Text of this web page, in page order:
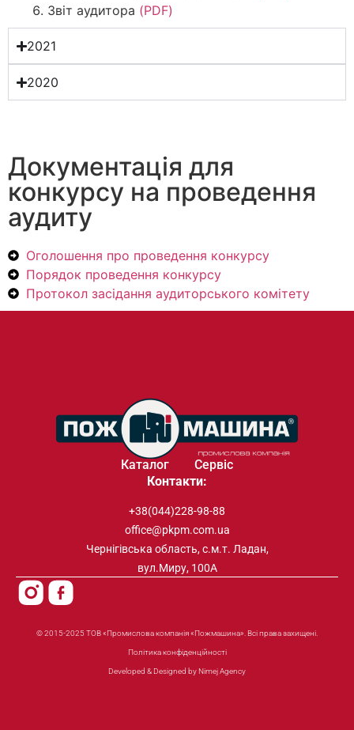
Звіт аудитора (PDF)
2021
2020
Документація для
конкурсу на проведення
аудиту
Оголошення про проведення конкурсу
Порядок проведення конкурсу
Протокол засідання аудиторського комітету
Каталог
Сервіс
Контакти:
+38(044)228-98-88
office@pkpm.com.ua
Чернігівська область, с.м.т. Ладан,
вул.Миру, 100А
© 2015-2025 ТОВ «Промислова компанія «Пожмашина». Всі права захищені.
Політика конфіденційності
Developed & Designed by Nimej Agency